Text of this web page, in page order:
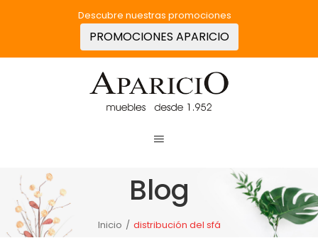
Descubre nuestras promociones
PROMOCIONES APARICIO
Blog
Inicio / distribución del sfá